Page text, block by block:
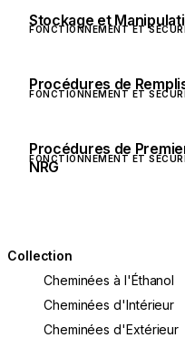
Stockage et
FONCTIONNEMENT ET
Procédures de
FONCTIONNEMENT ET
Procédures de
NRG
FONCTIONNEMENT ET
Collection
Cheminées à l'Éthanol
Cheminées d'Intérieur
Cheminées d'Extérieur